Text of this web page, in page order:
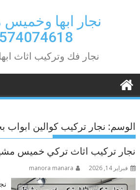
نجار ابها
نجار فك وتركيب اثاث
الوسم: نجار تركيب كوالين
نجار تركيب اثاث تركي خميس مشيط
فبراير 14, 2026 manora manara